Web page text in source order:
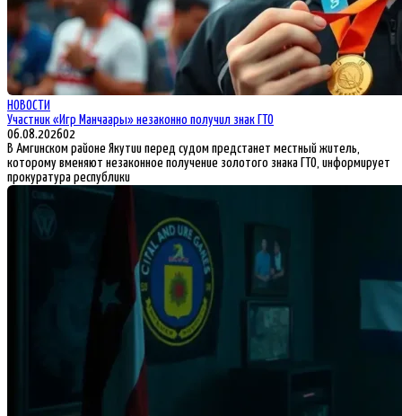
НОВОСТИ
Участник «Игр Манчаары» незаконно получил знак ГТО
06.08.202602
В Амгинском районе Якутии перед судом предстанет местный житель,
которому вменяют незаконное получение золотого знака ГТО, информирует
прокуратура республики